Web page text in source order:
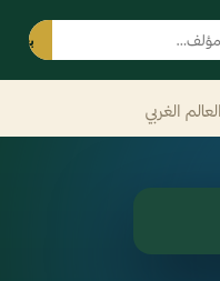
بحث
الغربي